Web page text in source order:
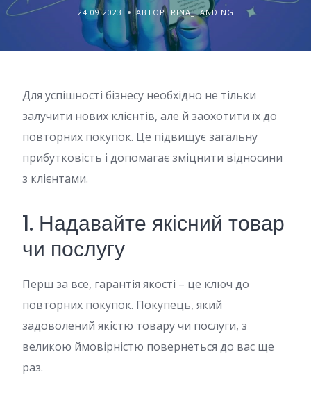
24.09.2023 АВТОР IRINA_LANDING
Для успішності бізнесу необхідно не тільки
залучити нових клієнтів, але й заохотити їх до
повторних покупок. Це підвищує загальну
прибутковість і допомагає зміцнити відносини
з клієнтами.
1. Надавайте якісний товар
чи послугу
Перш за все, гарантія якості – це ключ до
повторних покупок. Покупець, який
задоволений якістю товару чи послуги, з
великою ймовірністю повернеться до вас ще
раз.